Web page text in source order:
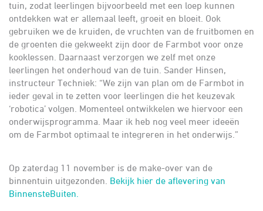
tuin, zodat leerlingen bijvoorbeeld met een loep kunnen
ontdekken wat er allemaal leeft, groeit en bloeit. Ook
gebruiken we de kruiden, de vruchten van de fruitbomen en
de groenten die gekweekt zijn door de Farmbot voor onze
kooklessen. Daarnaast verzorgen we zelf met onze
leerlingen het onderhoud van de tuin. Sander Hinsen,
instructeur Techniek: “We zijn van plan om de Farmbot in
ieder geval in te zetten voor leerlingen die het keuzevak
‘robotica’ volgen. Momenteel ontwikkelen we hiervoor een
onderwijsprogramma. Maar ik heb nog veel meer ideeën
om de Farmbot optimaal te integreren in het onderwijs.”
Op zaterdag 11 november is de make-over van de
binnentuin uitgezonden. Bekijk hier de aflevering van
BinnensteBuiten.